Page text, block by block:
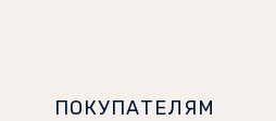
ПОКУПАТЕЛЯМ